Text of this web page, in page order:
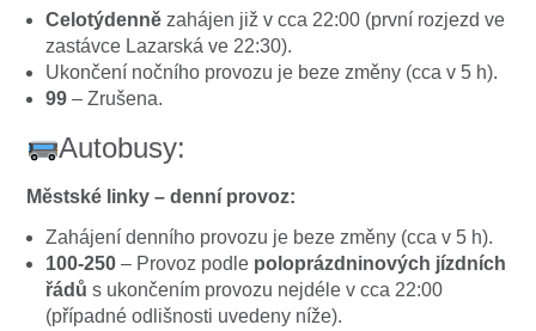
Celotýdenně zahájen již v cca 22:00 (první rozjezd ve
zastávce Lazarská ve 22:30).
Ukončení nočního provozu je beze změny (cca v 5 h).
99 – Zrušena.
Autobusy:
Městské linky – denní provoz:
Zahájení denního provozu je beze změny (cca v 5 h).
100-250 – Provoz podle poloprázdninových jízdních
řádů s ukončením provozu nejdéle v cca 22:00
(případné odlišnosti uvedeny níže).